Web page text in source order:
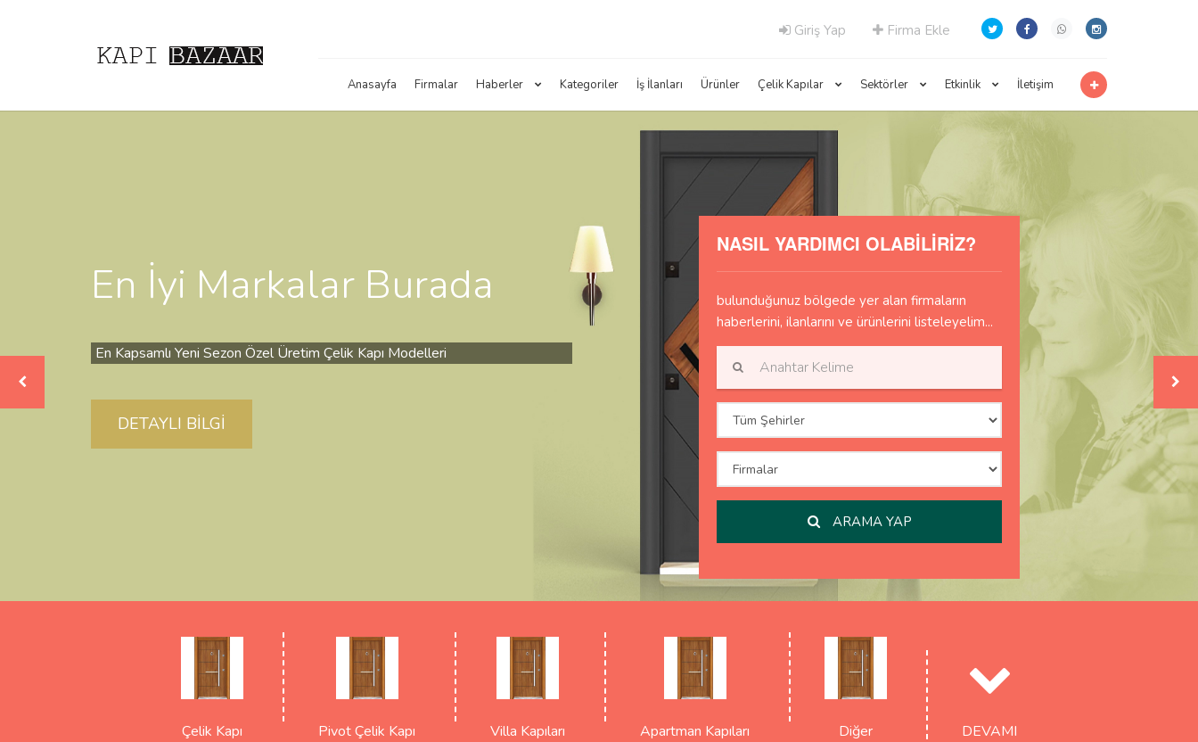
Giriş Yap Firma Ekle
Anasayfa Firmalar Haberler Kategoriler İş İlanları Ürünler Çelik Kapılar Sektörler Etkinlik İletişim
En İyi Markalar Burada
En Kapsamlı Yeni Sezon Özel Üretim Çelik Kapı Modelleri
DETAYLI BİLGİ
NASIL YARDIMCI OLABİLİRİZ?
bulunduğunuz bölgede yer alan firmaların
haberlerini, ilanlarını ve ürünlerini listeleyelim...
ARAMA YAP
Çelik Kapı Pivot Çelik Kapı Villa Kapıları Apartman Kapıları Diğer DEVAMI